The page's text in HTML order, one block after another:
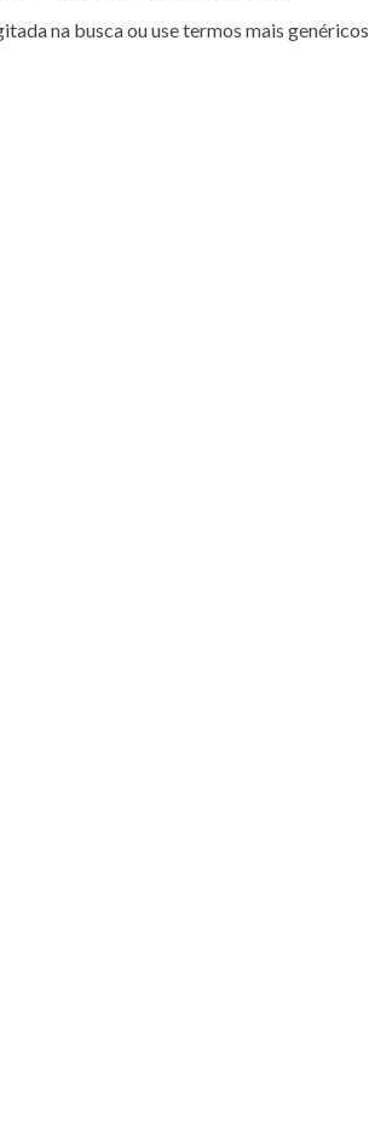
na busca ou use termos mais genéricos